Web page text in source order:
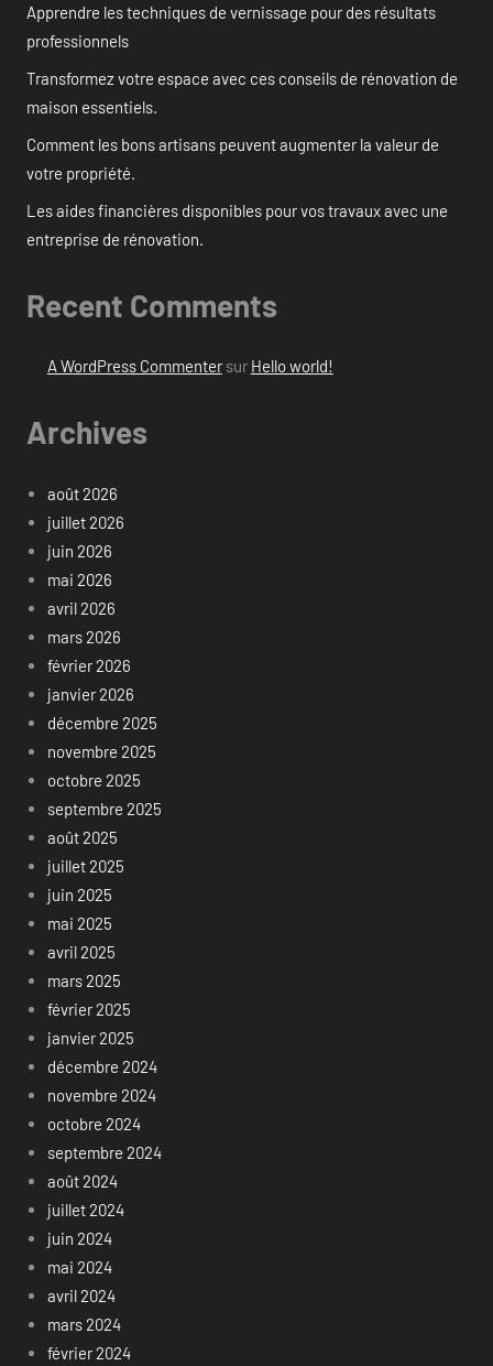
Apprendre les techniques de vernissage pour des résultats
professionnels
Transformez votre espace avec ces conseils de rénovation de
maison essentiels.
Comment les bons artisans peuvent augmenter la valeur de
votre propriété.
Les aides financières disponibles pour vos travaux avec une
entreprise de rénovation.
Recent Comments
A WordPress Commentersur Hello world!
Archives
août 2026
juillet 2026
juin 2026
mai 2026
avril 2026
mars 2026
février 2026
janvier 2026
décembre 2025
novembre 2025
octobre 2025
septembre 2025
août 2025
juillet 2025
juin 2025
mai 2025
avril 2025
mars 2025
février 2025
janvier 2025
décembre 2024
novembre 2024
octobre 2024
septembre 2024
août 2024
juillet 2024
juin 2024
mai 2024
avril 2024
mars 2024
février 2024